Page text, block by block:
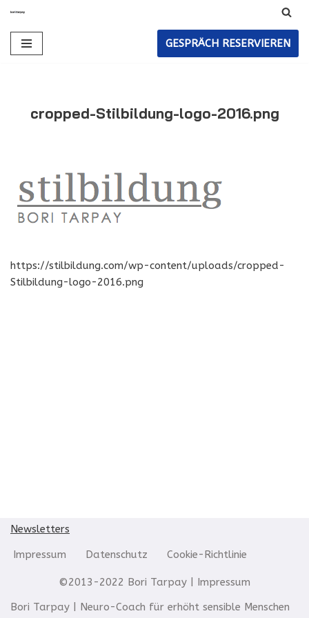
Zum
Inhalt
GESPRÄCH RESERVIEREN
cropped-Stilbildung-logo-2016.png
https://stilbildung.com/wp-content/uploads/cropped-
Stilbildung-logo-2016.png
Newsletters
Impressum Datenschutz Cookie-Richtlinie
©2013-2022 Bori Tarpay | Impressum
Bori Tarpay | Neuro-Coach für erhöht sensible Menschen